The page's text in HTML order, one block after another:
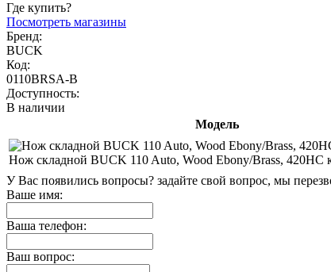
Где купить?
Посмотреть магазины
Бренд:
BUCK
Код:
0110BRSA-B
Доступность:
В наличии
Модель
Нож складной BUCK 110 Auto, Wood Ebony/Brass, 420HC
У Вас появились вопросы? задайте свой вопрос, мы
Ваше имя:
Ваша телефон:
Ваш вопрос: